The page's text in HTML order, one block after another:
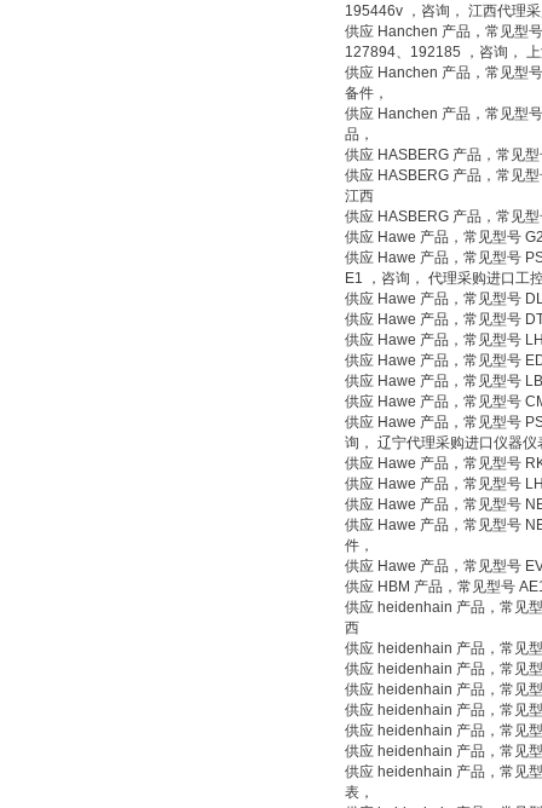
195446v ，咨询， 江西代理
供应 Hanchen 产品，常见型
127894、192185 ，咨询，
供应 Hanchen 产品，常见型
备件，
供应 Hanchen 产品，常见型
品，
供应 HASBERG 产品，常见
供应 HASBERG 产品，常见
江西
供应 HASBERG 产品，常见
供应 Hawe 产品，常见型号
供应 Hawe 产品，常见型号
E1 ，咨询， 代理采购进口工
供应 Hawe 产品，常见型号
供应 Hawe 产品，常见型号
供应 Hawe 产品，常见型号
供应 Hawe 产品，常见型号
供应 Hawe 产品，常见型号
供应 Hawe 产品，常见型号
供应 Hawe 产品，常见型号
询， 辽宁代理采购进口仪器仪
供应 Hawe 产品，常见型号
供应 Hawe 产品，常见型号
供应 Hawe 产品，常见型号
供应 Hawe 产品，常见型号
件，
供应 Hawe 产品，常见型号
供应 HBM 产品，常见型号
供应 heidenhain 产品，常见
西
供应 heidenhain 产品，常见
供应 heidenhain 产品，常见
供应 heidenhain 产品，常见
供应 heidenhain 产品，常见
供应 heidenhain 产品，常见
供应 heidenhain 产品，常见
供应 heidenhain 产品，常见
表，